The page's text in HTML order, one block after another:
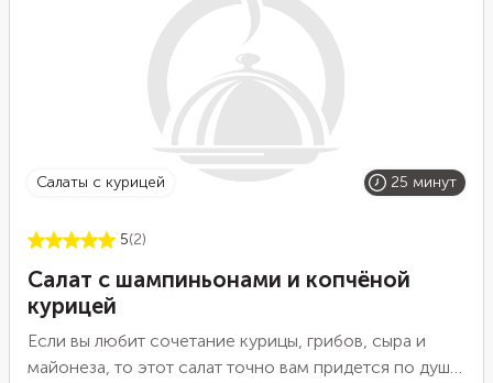
салаты с курицей 25 минут
5(2)
Салат с шампиньонами и копчёной
курицей
Если вы любит сочетание курицы, грибов, сыра и
майонеза, то этот салат точно вам придется по душе.